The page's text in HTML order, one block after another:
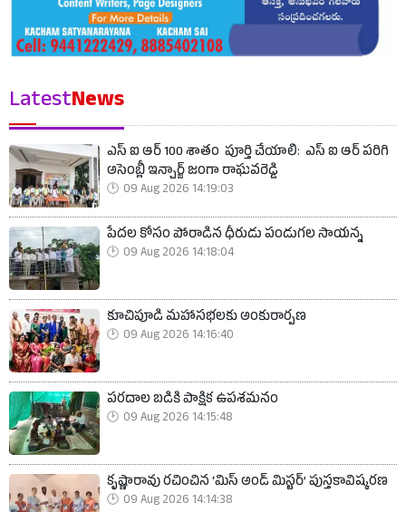
LatestNews
ఎస్ ఐ ఆర్ 100 శాతం పూర్తి చేయాలి: ఎస్ ఐ ఆర్ పరిగి
అసెంబ్లీ ఇన్చార్జ్ జంగా రాఘవరెడ్డి
09 Aug 2026 14:19:03
పేదల కోసం పోరాడిన ధీరుడు పండుగల సాయన్న
09 Aug 2026 14:18:04
కూచిపూడి మహాసభలకు అంకురార్పణ
09 Aug 2026 14:16:40
పరదాల బడికి పాక్షిక ఉపశమనం
09 Aug 2026 14:15:48
కృష్ణారావు రచించిన ‘మిస్ అండ్ మిస్టర్’ పుస్తకావిష్కరణ
09 Aug 2026 14:14:38